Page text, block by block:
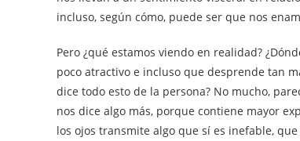
incluso, según cómo, puede ser que nos
Pero ¿qué estamos viendo en realidad?
poco atractivo e incluso que desprende tan
dice todo esto de la persona? No mucho,
nos dice algo más, porque contiene mayor
los ojos transmite algo que sí es inefable,